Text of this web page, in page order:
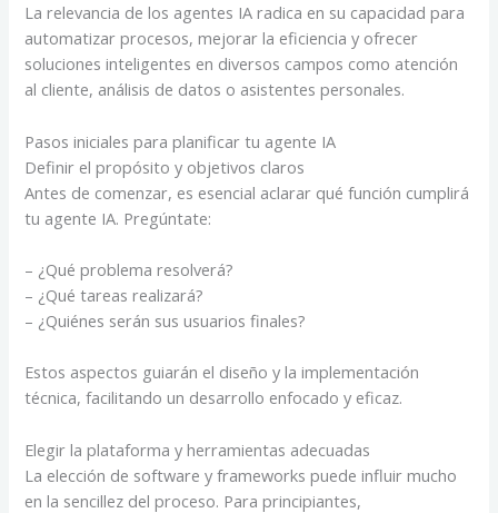
La relevancia de los agentes IA radica en su capacidad para
automatizar procesos, mejorar la eficiencia y ofrecer
soluciones inteligentes en diversos campos como atención
al cliente, análisis de datos o asistentes personales.
Pasos iniciales para planificar tu agente IA
Definir el propósito y objetivos claros
Antes de comenzar, es esencial aclarar qué función cumplirá
tu agente IA. Pregúntate:
– ¿Qué problema resolverá?
– ¿Qué tareas realizará?
– ¿Quiénes serán sus usuarios finales?
Estos aspectos guiarán el diseño y la implementación
técnica, facilitando un desarrollo enfocado y eficaz.
Elegir la plataforma y herramientas adecuadas
La elección de software y frameworks puede influir mucho
en la sencillez del proceso. Para principiantes,